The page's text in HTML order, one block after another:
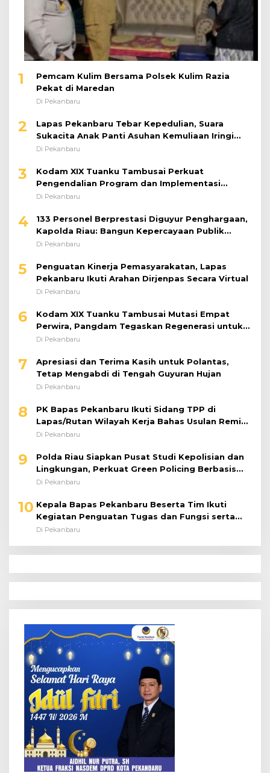
1
Pemcam Kulim Bersama Polsek Kulim Razia
Pekat di Maredan
Di Pekanbaru
2
Lapas Pekanbaru Tebar Kepedulian, Suara
Sukacita Anak Panti Asuhan Kemuliaan Iringi
Bantuan Sosial
Di Pekanbaru
3
Kodam XIX Tuanku Tambusai Perkuat
Pengendalian Program dan Implementasi
Doktrin TNI AD
Di Pekanbaru
4
133 Personel Berprestasi Diguyur Penghargaan,
Kapolda Riau: Bangun Kepercayaan Publik
dengan Karya Nyata
Di Pekanbaru
5
Penguatan Kinerja Pemasyarakatan, Lapas
Pekanbaru Ikuti Arahan Dirjenpas Secara Virtual
Di Pekanbaru
6
Kodam XIX Tuanku Tambusai Mutasi Empat
Perwira, Pangdam Tegaskan Regenerasi untuk
Perkuat Kinerja Satuan
Di Pekanbaru
7
Apresiasi dan Terima Kasih untuk Polantas,
Tetap Mengabdi di Tengah Guyuran Hujan
Di Pekanbaru
8
PK Bapas Pekanbaru Ikuti Sidang TPP di
Lapas/Rutan Wilayah Kerja Bahas Usulan Remisi
Umum Jelang Hari Kemerdekaan
Di Pekanbaru
9
Polda Riau Siapkan Pusat Studi Kepolisian dan
Lingkungan, Perkuat Green Policing Berbasis
Riset
Di Pekanbaru
10 Kepala Bapas Pekanbaru Beserta Tim Ikuti
Kegiatan Penguatan Tugas dan Fungsi serta
Paparan Penempatan WBP ke Lapas Terbuka
Di Pekanbaru